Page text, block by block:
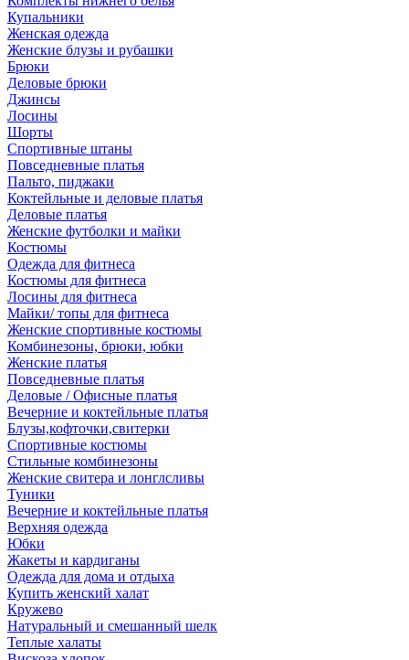
Купальники
Женская одежда
Женские блузы и рубашки
Брюки
Деловые брюки
Джинсы
Лосины
Шорты
Спортивные штаны
Повседневные платья
Пальто, пиджаки
Коктейльные и деловые платья
Деловые платья
Женские футболки и майки
Костюмы
Одежда для фитнеса
Костюмы для фитнеса
Лосины для фитнеса
Майки/ топы для фитнеса
Женские спортивные костюмы
Комбинезоны, брюки, юбки
Женские платья
Повседневные платья
Деловые / Офисные платья
Вечерние и коктейльные платья
Блузы,кофточки,свитерки
Спортивные костюмы
Стильные комбинезоны
Женские свитера и лонглсливы
Туники
Вечерние и коктейльные платья
Верхняя одежда
Юбки
Жакеты и кардиганы
Одежда для дома и отдыха
Купить женский халат
Кружево
Натуральный и смешанный шелк
Теплые халаты